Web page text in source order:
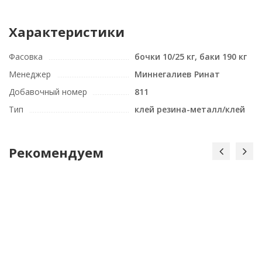
Характеристики
Фасовка
бочки 10/25 кг, баки 190 кг
Менеджер
Миннегалиев Ринат
Добавочный номер
811
Тип
клей резина-металл/клей
Рекомендуем